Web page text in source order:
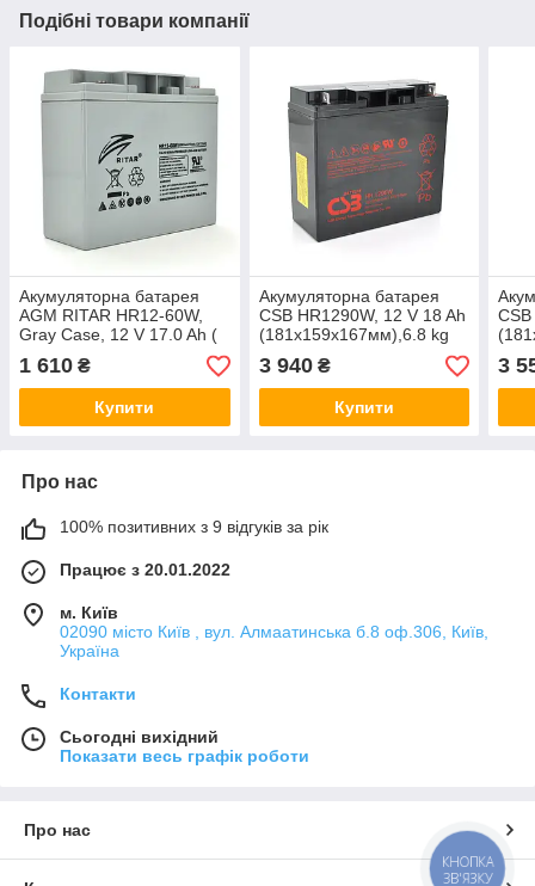
Подібні товари компанії
Акумуляторна батарея
AGM RITAR HR12-60W,
Gray Case, 12 V 17.0 Ah (
181 х 77 х 167 (167 ) 4.80
kg Q4
1 610 ₴
Купити
Акумуляторна батарея
CSB HR1290W, 12 V 18 Ah
(181х159х167мм),6.8 kg
Q4
3 940₴
Купити
Q4
3
Про нас
100% позитивних з 9 відгуків за рік
Працює з 20.01.2022
м. Київ
02090 місто Київ , вул. Алмаатинська б.8 оф.306, Київ,
Україна
Контакти
Сьогодні вихідний
Показати весь графік роботи
Про нас
КНОПКА
ЗВ'ЯЗКУ